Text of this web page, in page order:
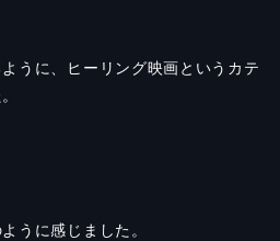
うに、ヒーリング映画というカテ
うに感じました。